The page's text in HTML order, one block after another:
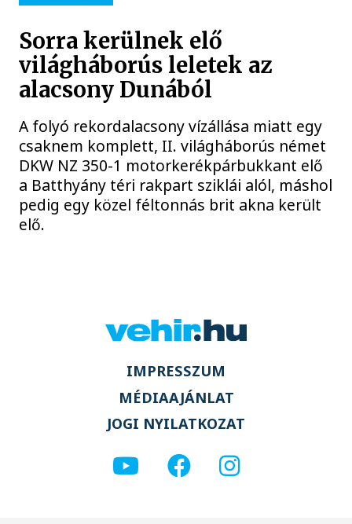
Sorra kerülnek elő
világháborús leletek az
alacsony Dunából
A folyó rekordalacsony vízállása miatt egy
csaknem komplett, II. világháborús német
DKW NZ 350-1 motorkerékpárbukkant elő
a Batthyány téri rakpart sziklái alól, máshol
pedig egy közel féltonnás brit akna került
elő.
IMPRESSZUM
MÉDIAAJÁNLAT
JOGI NYILATKOZAT